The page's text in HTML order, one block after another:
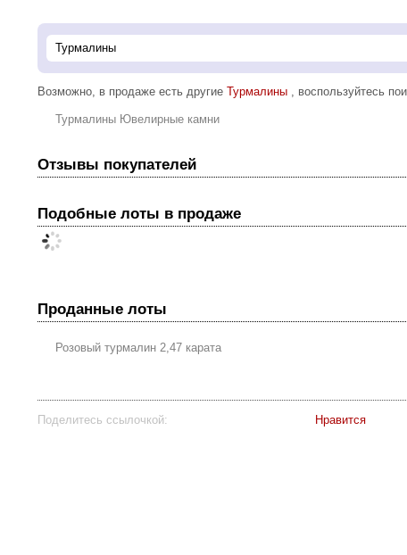
Возможно, в продаже есть другие Турмалины , воспользуйтесь
Турмалины Ювелирные камни
Отзывы покупателей
Подобные лоты в продаже
Проданные лоты
Розовый турмалин 2,47 карата
Поделитесь ссылочкой: Нравится